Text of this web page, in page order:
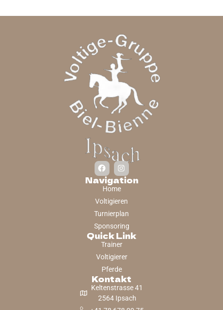
Navigation
Home
Voltigieren
Turnierplan
Sponsoring
Quick Link
Trainer
Voltigierer
Pferde
Kontakt
Keltenstrasse 41
2564 Ipsach